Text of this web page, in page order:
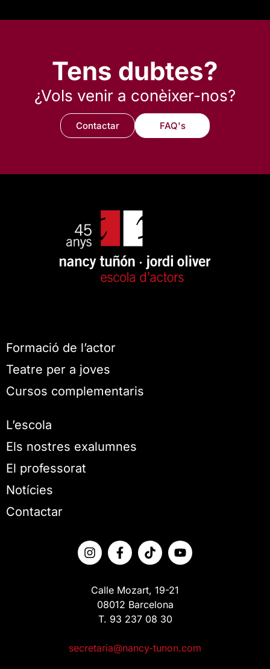
Tens dubtes?
¿Vols venir a conèixer-nos?
Contactar FAQ's
Formació de l’actor
Teatre per a joves
Cursos complementaris
L’escola
Els nostres exalumnes
El professorat
Notícies
Contactar
Calle Mozart, 19-21
08012 Barcelona
T. 93 237 08 30
secretaria@nancy-tunon.com